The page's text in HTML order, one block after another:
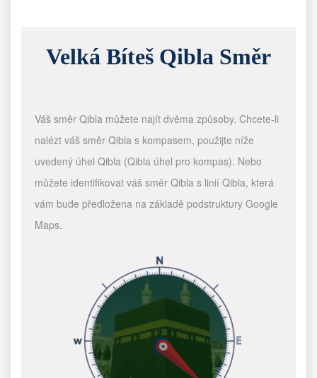
Velká Bíteš Qibla Směr
Váš směr Qibla můžete najít dvěma způsoby. Chcete-li
nalézt váš směr Qibla s kompasem, použijte níže
uvedený úhel Qibla (Qibla úhel pro kompas). Nebo
můžete identifikovat váš směr Qibla s linií Qibla, která
vám bude předložena na základě podstruktury Google
Maps.